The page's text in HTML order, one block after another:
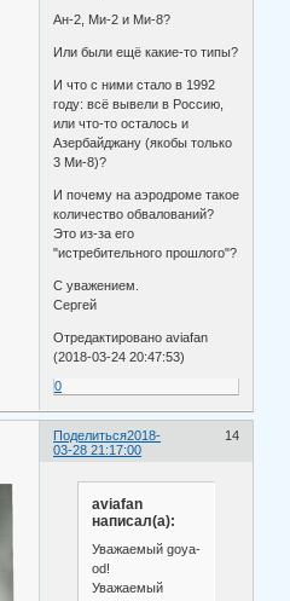
Ан-2, Ми-2 и Ми-8?
Или были ещё какие-то типы?
И что с ними стало в 1992
году: всё вывели в Россию,
или что-то осталось и
Азербайджану (якобы только
3 Ми-8)?
И почему на аэродроме такое
количество обвалований?
Это из-за его
"истребительного прошлого"?
С уважением.
Сергей
Отредактировано aviafan
(2018-03-24 20:47:53)
0
Поделиться 14
2018-
03-28 21:17:00
aviafan
написал(а):
Уважаемый goya-
od!
Уважаемый